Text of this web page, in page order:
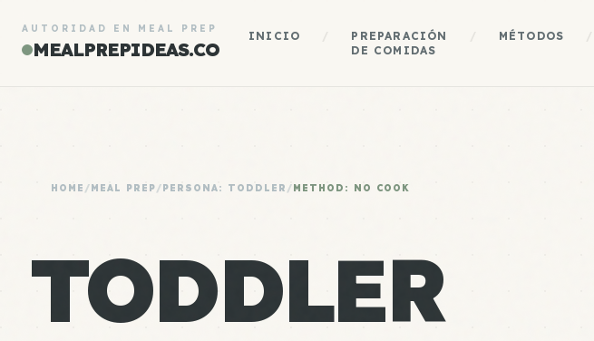
AUTORIDAD EN MEAL PREP
MEALPREPIDEAS.CO
INICIO
PREPARACIÓN
DE COMIDAS
MÉTODOS
HOME /MEAL PREP/PERSONA: TODDLER /METHOD: NO COOK
TODDLER